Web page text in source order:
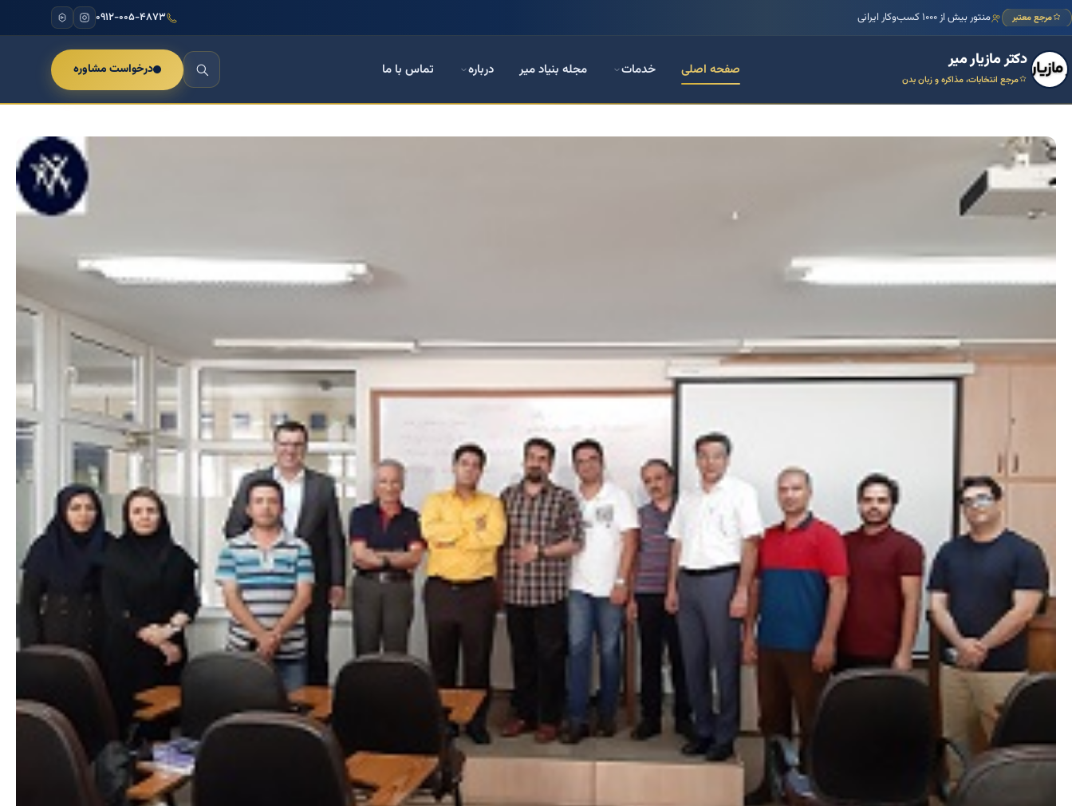
مرجع معتبر منتور بیش از ۱۰۰۰ کسب‌وکار ایرانی ۰۹۱۲-۰۰۵-۴۸۷۳
دکتر مازیار میر
مرجع انتخابات، مذاکره و زبان بدن
صفحه اصلی خدمات مجله بنیاد میر درباره تماس با ما درخواست مشاوره